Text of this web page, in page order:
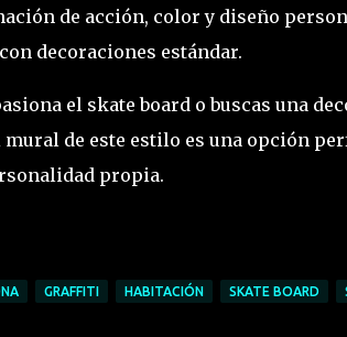
de acción, color y diseño
decoraciones estándar.
el skate board o buscas una
de este estilo es una opción
propia.
GRAFFITI HABITACIÓN SKATE BOARD